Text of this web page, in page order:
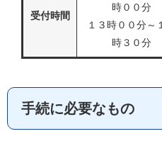
受付時間
時００分
１３時００分～
時３０分
手続に必要なもの